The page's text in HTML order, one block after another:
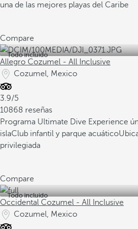
una de las mejores playas del Caribe
Compare
Todo incluido
Allegro Cozumel - All Inclusive
Cozumel, Mexico
3.9/5
10868 reseñas
Programa Ultimate Dive Experience
islaClub infantil y parque acuático
privilegiada
Compare
Todo incluido
Occidental Cozumel - All Inclusive
Cozumel, Mexico